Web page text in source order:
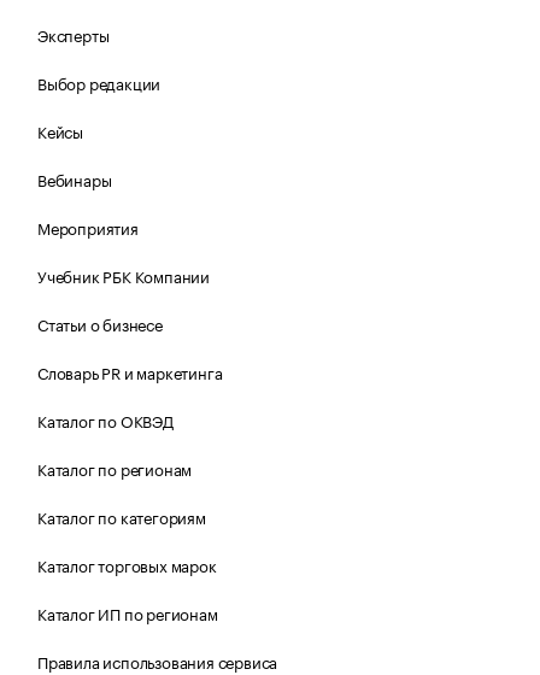
Эксперты
Выбор редакции
Кейсы
Вебинары
Мероприятия
Учебник РБК Компании
Статьи о бизнесе
Словарь PR и маркетинга
Каталог по ОКВЭД
Каталог по регионам
Каталог по категориям
Каталог торговых марок
Каталог ИП по регионам
Правила использования сервиса